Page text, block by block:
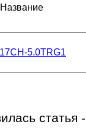
Наз­ва­ние
5.0TRG1
статья